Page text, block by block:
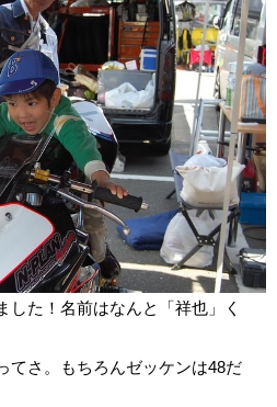
した！名前はなんと「祥也」く
てさ。もちろんゼッケンは48だ